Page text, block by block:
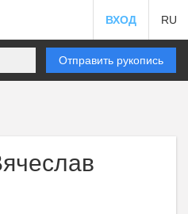
ВХОД RU
Отправить рукопись